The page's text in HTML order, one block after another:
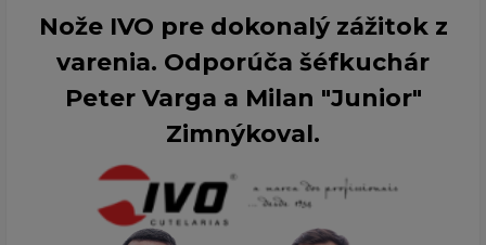
Nože IVO pre dokonalý zážitok z
varenia. Odporúča šéfkuchár
Peter Varga a Milan "Junior"
Zimnýkoval.